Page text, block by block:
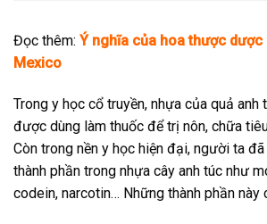
Đọc thêm: Ý nghĩa của hoa thược dược
Mexico
Trong y học cổ truyền, nhựa của quả anh
được dùng làm thuốc để trị nôn, chữa
Còn trong nền y học hiện đại, người ta
thành phần trong nhựa cây anh túc như
codein, narcotin… Những thành phần này